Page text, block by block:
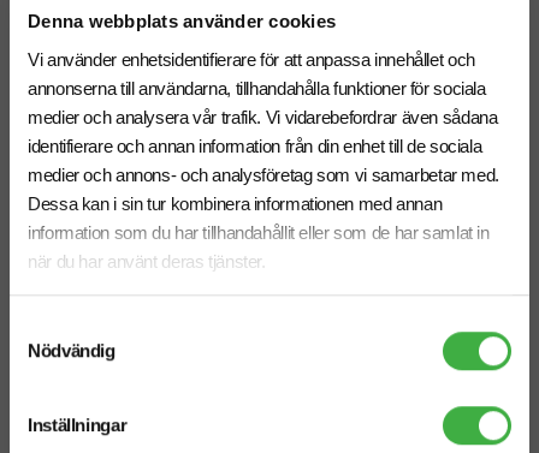
Denna webbplats använder cookies
Vi använder enhetsidentifierare för att anpassa innehållet och
annonserna till användarna, tillhandahålla funktioner för sociala
medier och analysera vår trafik. Vi vidarebefordrar även sådana
identifierare och annan information från din enhet till de sociala
medier och annons- och analysföretag som vi samarbetar med.
Dessa kan i sin tur kombinera informationen med annan
information som du har tillhandahållit eller som de har samlat in
när du har använt deras tjänster.
Nödvändig
Inställningar